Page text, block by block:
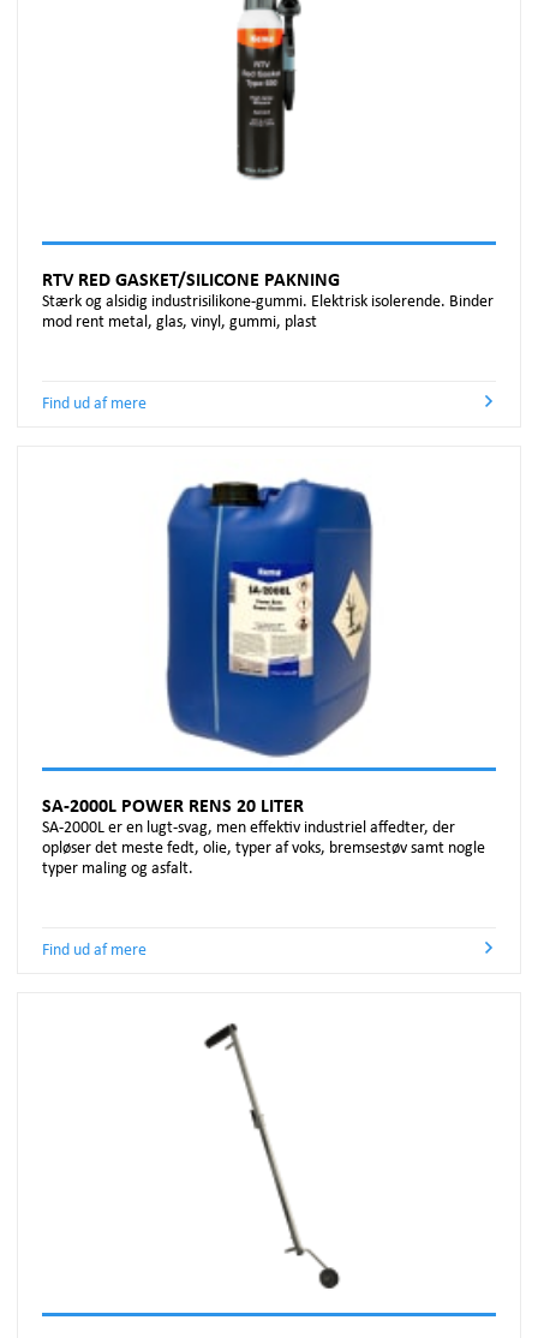
RTV RED GASKET/SILICONE PAKNING
Stærk og alsidig industrisilikone-gummi. Elektrisk isolerende. Binder
mod rent metal, glas, vinyl, gummi, plast
Find ud af mere
SA-2000L POWER RENS 20 LITER
SA-2000L er en lugt-svag, men effektiv industriel affedter, der
opløser det meste fedt, olie, typer af voks, bremsestøv samt nogle
typer maling og asfalt.
Find ud af mere